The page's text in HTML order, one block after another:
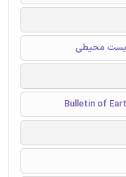
زیست محیطی